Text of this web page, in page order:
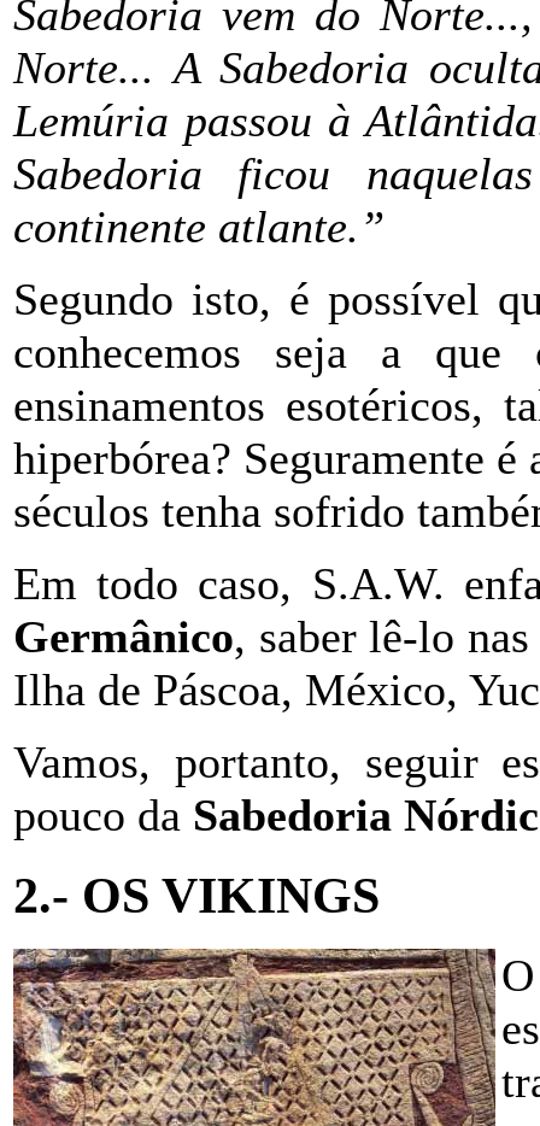
Sabedoria vem do
Norte... A Sabedoria
Lemúria passou à
Sabedoria ficou
continente atlante.”
Segundo isto, é possível
conhecemos seja a
ensinamentos esotéricos,
hiperbórea? Seguramente
séculos tenha sofrido
Em todo caso, S.A.W.
Germânico, saber lê-lo
Ilha de Páscoa, México,
Vamos, portanto, seguir
pouco da Sabedoria
2.- OS VIKINGS